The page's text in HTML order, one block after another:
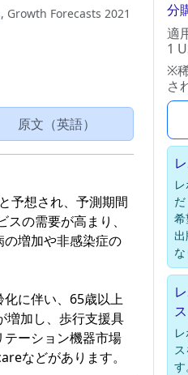
Forecasts 2021
原文（英語）
予想され、予測期間
の需要が高まり、
増加や非感染症の
に伴い、65歳以上
増加し、歩行支援具
ーション機器市場
などがあります。
分
適
1
※
さ
希
な
ス